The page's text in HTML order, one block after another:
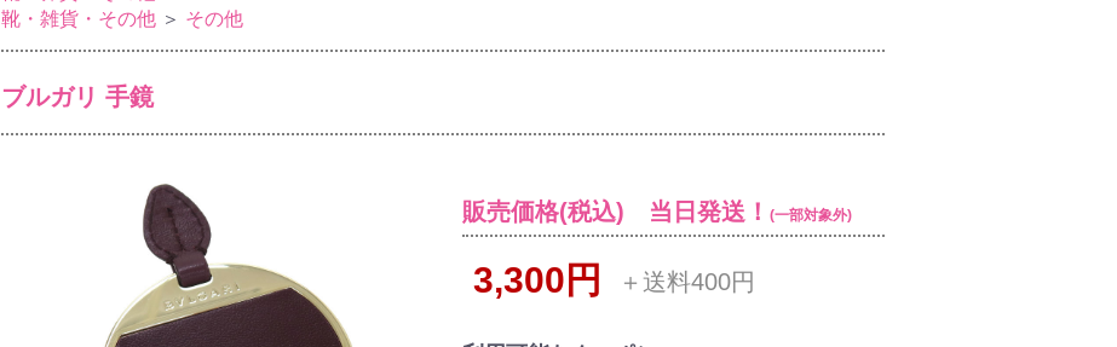
靴・雑貨・その他 ＞ その他
ブルガリ 手鏡
販売価格(税込) 当日発送！ (一部対象外)
3,300円 ＋送料400円